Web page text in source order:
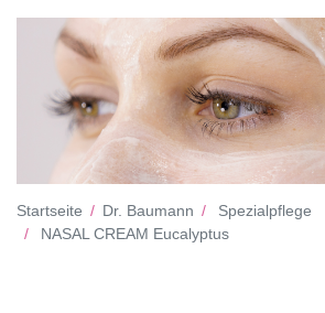
Startseite Dr. Baumann
Spezialpflege
NASAL CREAM Eucalyptus